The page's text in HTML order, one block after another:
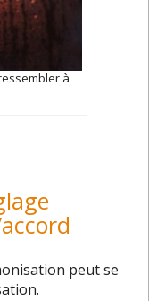
à
peut se